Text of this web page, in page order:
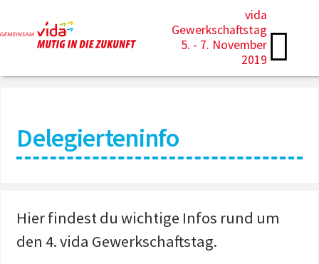
vida
Gewerkschaftstag
5. - 7. November
2019
Delegierteninfo
Hier findest du wichtige Infos rund um
den 4. vida Gewerkschaftstag.